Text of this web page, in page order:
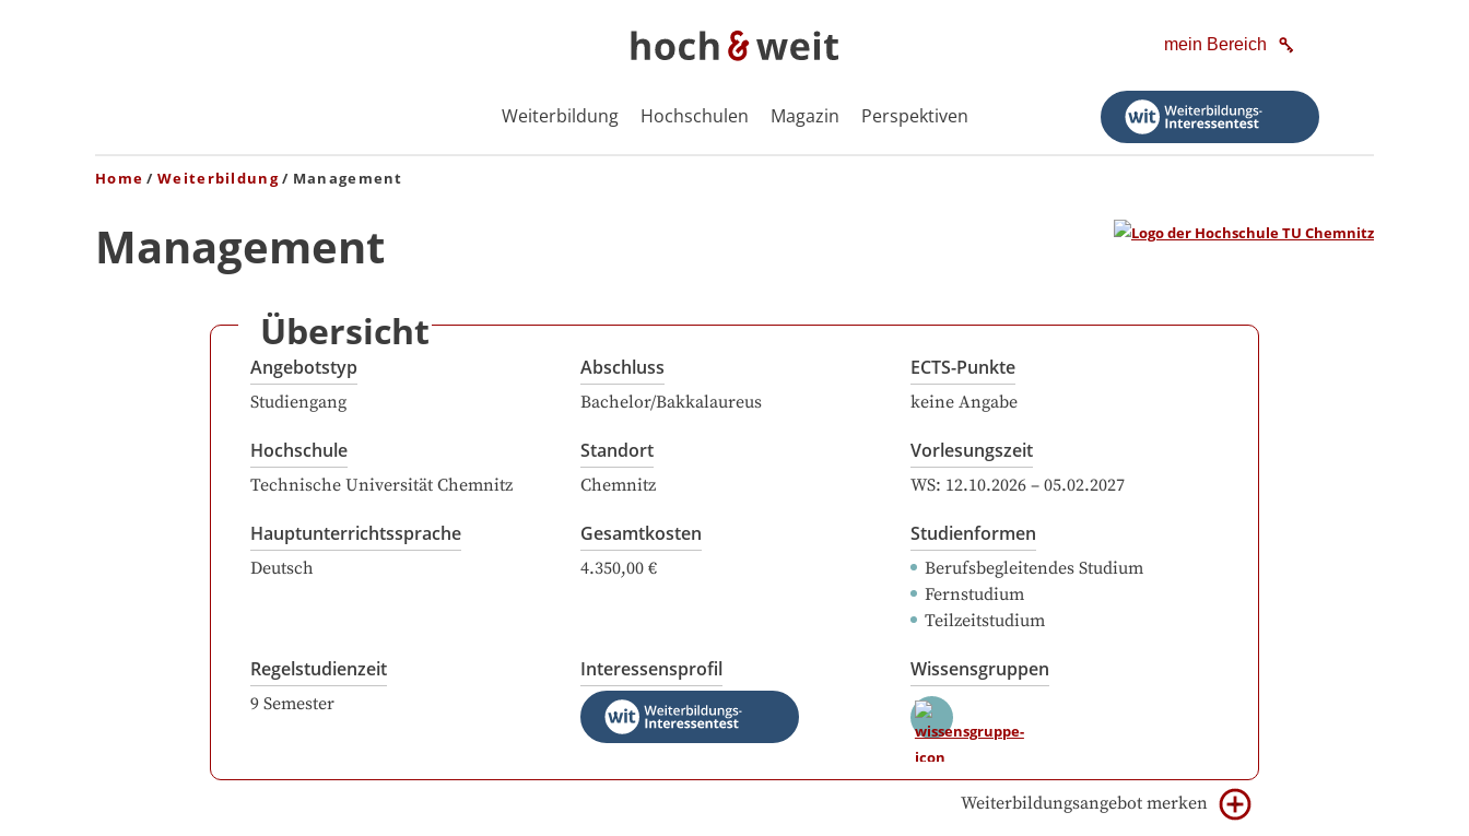
mein Bereich
Weiterbildung Hochschulen Magazin Perspektiven
Home Weiterbildung Management
Management
Übersicht
Angebotstyp
Studiengang
Abschluss
Bachelor/Bakkalaureus
ECTS-Punkte
keine Angabe
Hochschule
Technische Universität Chemnitz
Standort
Chemnitz
Vorlesungszeit
WS: 12.10.2026 – 05.02.2027
Hauptunterrichtssprache
Deutsch
Gesamtkosten
4.350,00 €
Studienformen
Berufsbegleitendes Studium
Fernstudium
Teilzeitstudium
Regelstudienzeit
9 Semester
Interessensprofil Wissensgruppen
Weiterbildungsangebot merken